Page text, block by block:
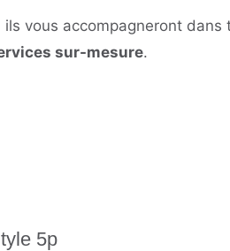
vous accompagneront dans
sur-mesure.
5p